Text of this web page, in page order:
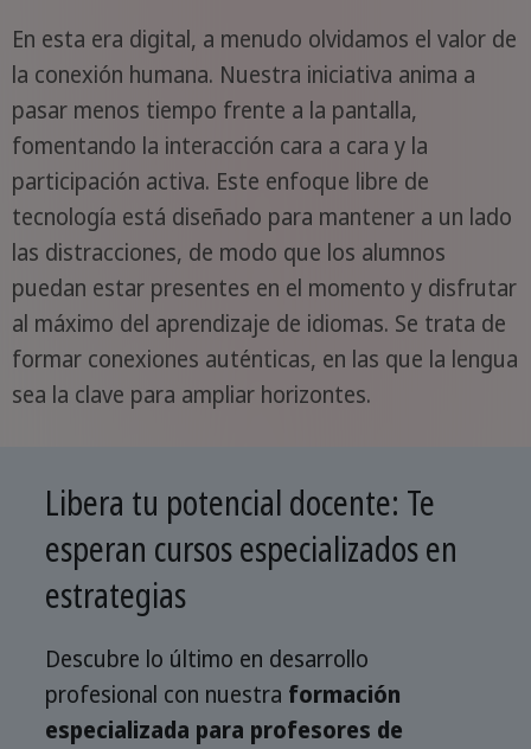
En esta era digital, a menudo olvidamos el valor de
la conexión humana. Nuestra iniciativa anima a
pasar menos tiempo frente a la pantalla,
fomentando la interacción cara a cara y la
participación activa. Este enfoque libre de
tecnología está diseñado para mantener a un lado
las distracciones, de modo que los alumnos
puedan estar presentes en el momento y disfrutar
al máximo del aprendizaje de idiomas. Se trata de
formar conexiones auténticas, en las que la lengua
sea la clave para ampliar horizontes.
Libera tu potencial docente: Te
esperan cursos especializados en
estrategias
Descubre lo último en desarrollo
profesional con nuestra formación
especializada para profesores de